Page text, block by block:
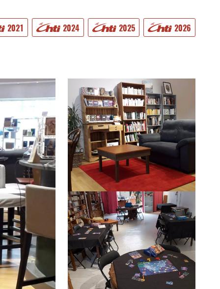
2021 2024 2025 2026